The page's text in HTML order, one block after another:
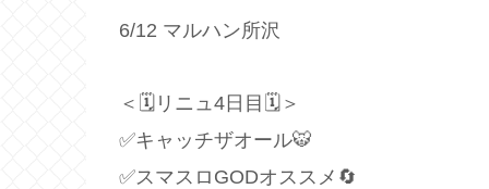
6/12 マルハン所沢
＜🗓リニュ4日目🗓＞
✅キャッチザオール🐯
✅スマスロGODオススメ🔄